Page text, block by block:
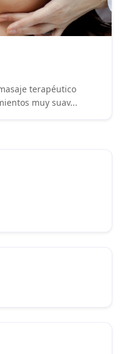
terapéutico
muy suav...